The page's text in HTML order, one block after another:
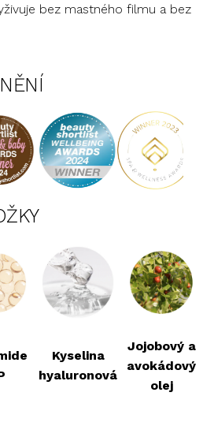
bez mastného filmu a bez
Kyselina
hyaluronová
Jojobový a
avokádový
olej